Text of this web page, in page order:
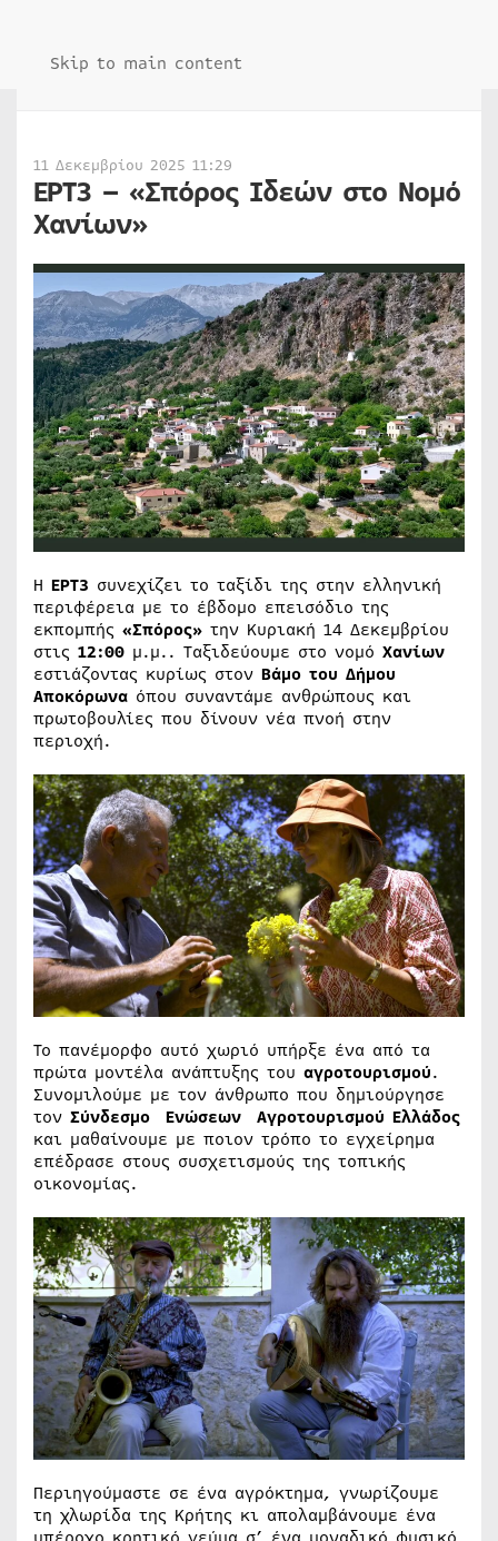
Skip to main content
11 Δεκεμβρίου 2025 11:29
ΕΡΤ3 – «Σπόρος Ιδεών στο Νομό
Χανίων»
Η ΕΡΤ3 συνεχίζει το ταξίδι της στην ελληνική
περιφέρεια με το έβδομο επεισόδιο της
εκπομπής «Σπόρος» την Κυριακή 14 Δεκεμβρίου
στις 12:00 μ.μ.. Ταξιδεύουμε στο νομό Χανίων
εστιάζοντας κυρίως στον Βάμο του Δήμου
Αποκόρωνα όπου συναντάμε ανθρώπους και
πρωτοβουλίες που δίνουν νέα πνοή στην
περιοχή.
Το πανέμορφο αυτό χωριό υπήρξε ένα από τα
πρώτα μοντέλα ανάπτυξης του αγροτουρισμού.
Συνομιλούμε με τον άνθρωπο που δημιούργησε
τον Σύνδεσμο Ενώσεων Αγροτουρισμού Ελλάδος
και μαθαίνουμε με ποιον τρόπο το εγχείρημα
επέδρασε στους συσχετισμούς της τοπικής
οικονομίας.
Περιηγούμαστε σε ένα αγρόκτημα, γνωρίζουμε
τη χλωρίδα της Κρήτης κι απολαμβάνουμε ένα